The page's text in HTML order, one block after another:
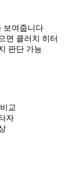
보여줍니다
면 클러치 히터
판단 가능
교
자